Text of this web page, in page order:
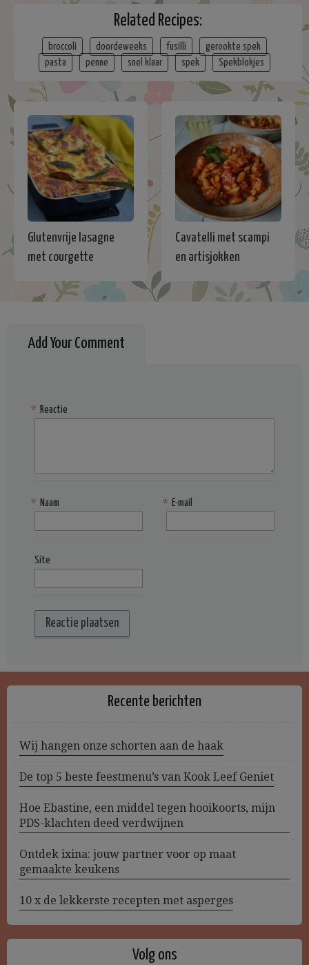
Related Recipes:
broccoli doordeweeks fusilli
gerookte spek
pasta
penne snel klaar spek Spekblokjes
Glutenvrije lasagne
met courgette
Cavatelli met scampi
en artisjokken
Add Your Comment
Reactie
*
Naam
* E-mail
*
Site
Recente berichten
Wij hangen onze schorten aan de haak
De top 5 beste feestmenu’s van Kook Leef Geniet
Hoe Ebastine, een middel tegen hooikoorts, mijn
PDS-klachten deed verdwijnen
Ontdek ixina: jouw partner voor op maat
gemaakte keukens
10 x de lekkerste recepten met asperges
Volg ons